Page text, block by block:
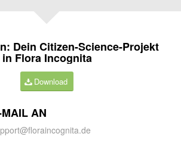
Dein Citizen-Science-Projekt
in Flora Incognita
Download
AN